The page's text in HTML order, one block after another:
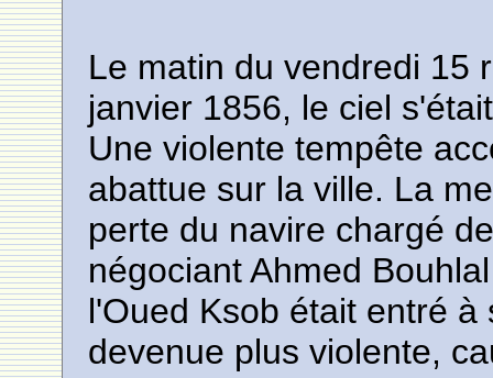
Le matin du vendredi 15
janvier 1856, le ciel
Une violente tempête
abattue sur la ville. La
perte du navire chargé
négociant Ahmed
l'Oued Ksob était entré
devenue plus violente,